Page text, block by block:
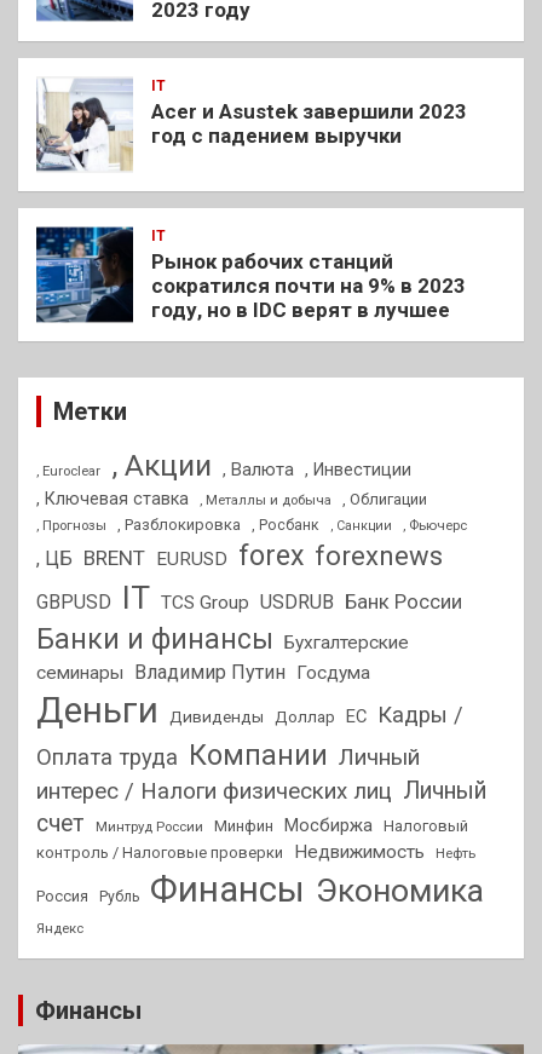
2023 году
IT
Acer и Asustek завершили 2023
год с падением выручки
IT
Рынок рабочих станций
сократился почти на 9% в 2023
году, но в IDC верят в лучшее
Метки
, Euroclear , Акции , Валюта , Инвестиции
, Ключевая ставка
, Металлы и добыча , Облигации
, Прогнозы , Разблокировка , Росбанк , Санкции , Фьючерс
, ЦБ BRENT EURUSD forex forexnews
GBPUSD IT TCS Group USDRUB Банк России
Банки и финансы
Бухгалтерские
семинары
Владимир Путин Госдума
Деньги Дивиденды Доллар ЕС
Кадры /
Оплата труда Компании Личный
интерес / Налоги физических лиц Личный
счет
Минтруд России Минфин Мосбиржа Налоговый
контроль / Налоговые проверки
Недвижимость Нефть
Россия Рубль Финансы Экономика
Яндекс
Финансы